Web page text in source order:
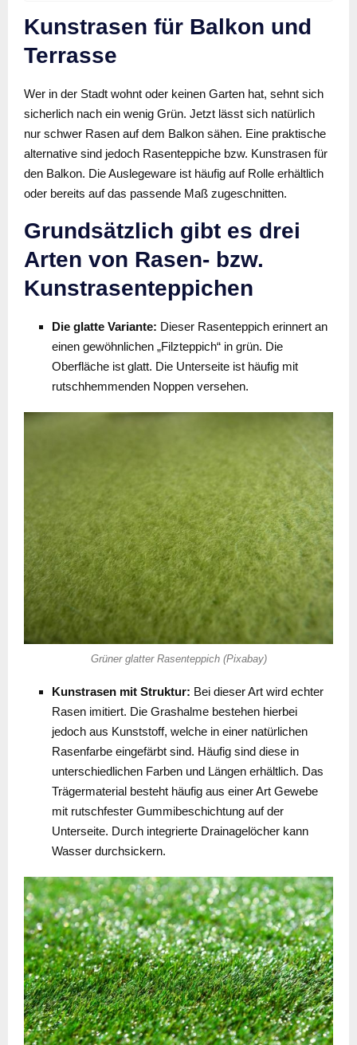
Kunstrasen für Balkon und
Terrasse
Wer in der Stadt wohnt oder keinen Garten hat, sehnt sich
sicherlich nach ein wenig Grün. Jetzt lässt sich natürlich
nur schwer Rasen auf dem Balkon sähen. Eine praktische
alternative sind jedoch Rasenteppiche bzw. Kunstrasen für
den Balkon. Die Auslegeware ist häufig auf Rolle erhältlich
oder bereits auf das passende Maß zugeschnitten.
Grundsätzlich gibt es drei
Arten von Rasen- bzw.
Kunstrasenteppichen
Die glatte Variante: Dieser Rasenteppich erinnert an
einen gewöhnlichen „Filzteppich“ in grün. Die
Oberfläche ist glatt. Die Unterseite ist häufig mit
rutschhemmenden Noppen versehen.
Grüner glatter Rasenteppich (Pixabay)
Kunstrasen mit Struktur: Bei dieser Art wird echter
Rasen imitiert. Die Grashalme bestehen hierbei
jedoch aus Kunststoff, welche in einer natürlichen
Rasenfarbe eingefärbt sind. Häufig sind diese in
unterschiedlichen Farben und Längen erhältlich. Das
Trägermaterial besteht häufig aus einer Art Gewebe
mit rutschfester Gummibeschichtung auf der
Unterseite. Durch integrierte Drainagelöcher kann
Wasser durchsickern.